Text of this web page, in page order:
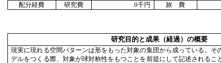
配分経費
研究費 0千円 旅 費
研究目的と成果（経過）の概要
現実に現れる空間パターンは形をもった対象の集団から成っている。そ
デルをつくる際、対象が球対称性をもつことを前提にして記述されるこ